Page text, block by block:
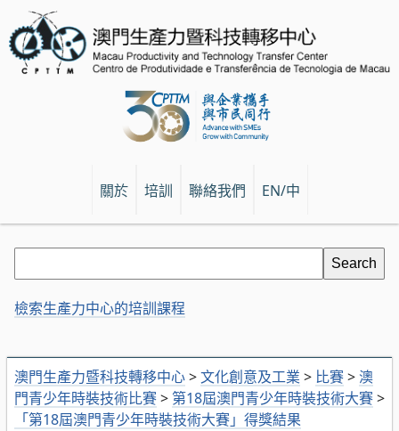
關於 培訓 聯絡我們 EN/中
澳門生產力暨科技轉移中心>文化創意及工業 > 比賽> 澳
門青少年時裝技術比賽> 第18屆澳門青少年時裝技術大賽>
「第18屆澳門青少年時裝技術大賽」得獎結果
檢索生產力中心的培訓課程